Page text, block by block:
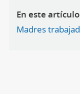
En este artículo
Madres